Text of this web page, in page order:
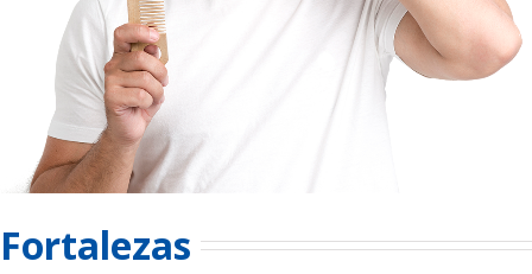
Fortalezas